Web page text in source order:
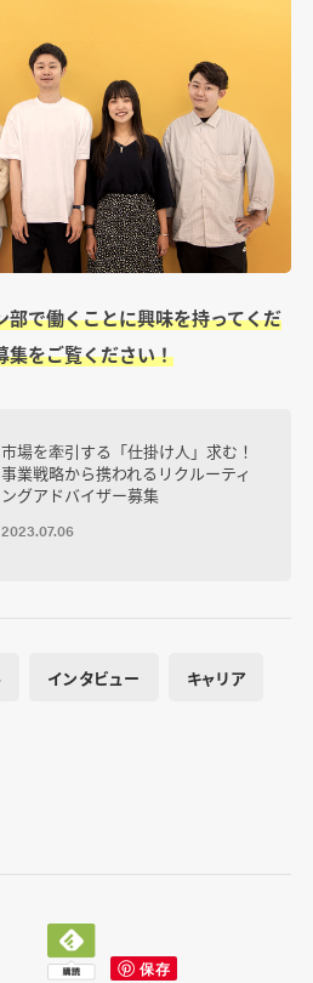
で働くことに興味を持ってくだ
集をご覧ください！
市場を牽引する「仕掛け人」求む！
事業戦略から携われるリクルーティ
ングアドバイザー募集
2023.07.06
インタビュー キャリア